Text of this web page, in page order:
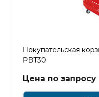
Покупательская
PBT30
Цена по запросу